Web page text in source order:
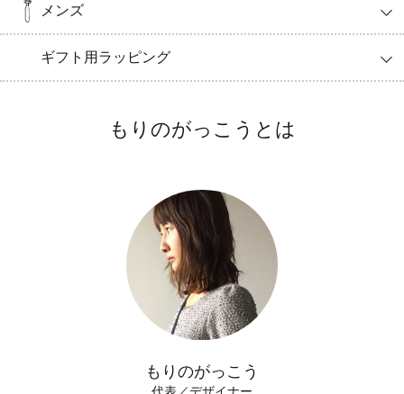
メンズ
ギフト用ラッピング
もりのがっこうとは
もりのがっこう
代表／デザイナー